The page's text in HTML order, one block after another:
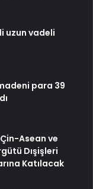
uzun vadeli
para 39
Çin-Asean ve
Dışişleri
Katılacak